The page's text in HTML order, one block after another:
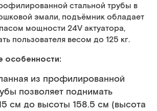
стальной трубы в
эмали, подъёмник обладает
мощности 24V актуатора,
пользователя весом до 125 кг.
особенности:
из профилированной
позволяет поднимать
см до высоты 158.5 см (высота